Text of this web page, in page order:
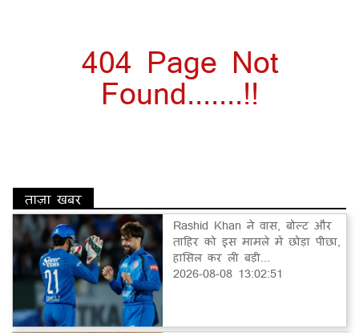
404 Page Not
Found.......!!
ताज़ा खबर
Rashid Khan ने वास, बोल्ट और
ताहिर को इस मामले में छोड़ा पीछा,
हासिल कर ली बड़ी...
2026-08-08 13:02:51